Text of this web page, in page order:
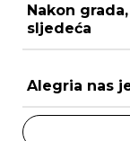
Nakon
sljedeća
Alegria nas